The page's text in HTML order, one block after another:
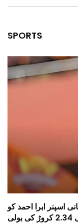
SPORTS
اسپنر ابرا احمد کو